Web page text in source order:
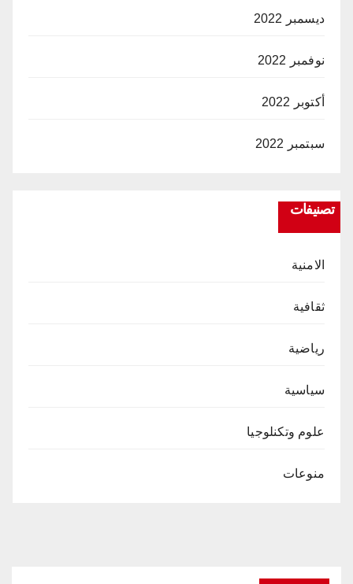
ديسمبر 2022
نوفمبر 2022
أكتوبر 2022
سبتمبر 2022
تصنيفات
الامنية
ثقافية
رياضية
سياسية
علوم وتكنلوجيا
منوعات